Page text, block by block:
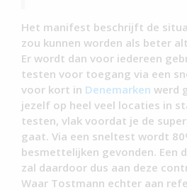
Het manifest beschrijft de
zou kunnen worden als beter
Er wordt dan voor iedereen
testen voor toegang via een
voor kort in Denemarken werd
jezelf op heel veel locaties in
testen, vlak voordat je de
gaat. Via een sneltest wordt
besmettelijken gevonden. Een
zal daardoor dus aan deze
Waar Tostmann echter aan